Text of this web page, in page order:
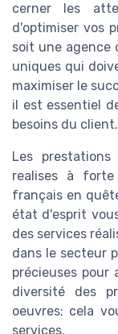
cerner les
d'optimiser vos
soit une agence
uniques qui
maximiser le
il est essentiel
besoins du client.
Les
realises à forte
français en
état d'esprit
des services
dans le secteur
précieuses pour
diversité des
oeuvres; cela
services.